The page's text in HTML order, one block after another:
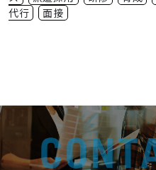
代行
面接